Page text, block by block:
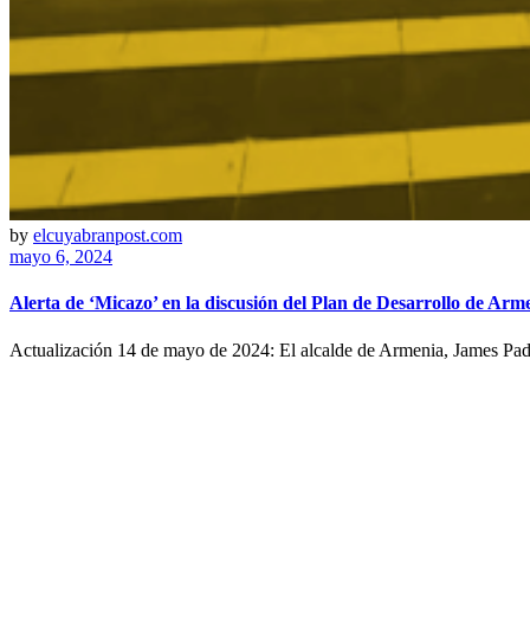
by elcuyabranpost.com
mayo 6, 2024
Alerta de ‘Micazo’ en la discusión del Plan de Desarrollo de
Actualización 14 de mayo de 2024: El alcalde de Armenia, James